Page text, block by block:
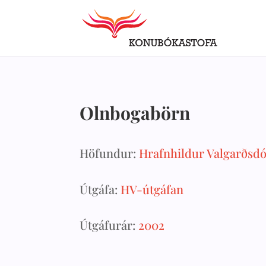
Olnbogabörn
Höfundur: Hrafnhildur
Útgáfa: HV-útgáfan
Útgáfurár: 2002